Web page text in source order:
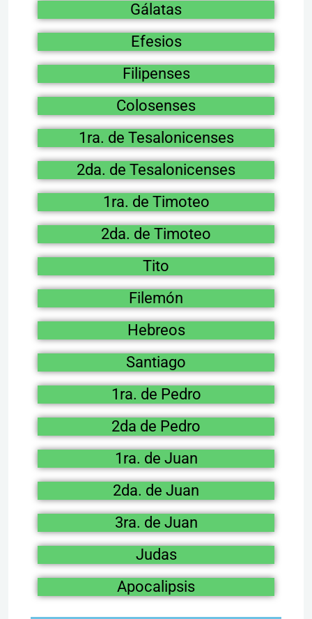
Gálatas
Efesios
Filipenses
Colosenses
1ra. de Tesalonicenses
2da. de Tesalonicenses
1ra. de Timoteo
2da. de Timoteo
Tito
Filemón
Hebreos
Santiago
1ra. de Pedro
2da de Pedro
1ra. de Juan
2da. de Juan
3ra. de Juan
Judas
Apocalipsis